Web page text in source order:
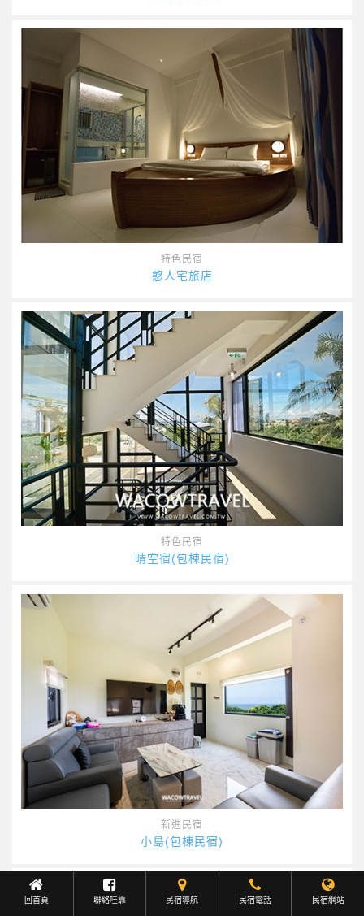
特色民宿
憨人宅旅店
特色民宿
晴空宿(包棟民宿)
新進民宿
小島(包棟民宿)
回首頁 聯絡哇靠 民宿導航 民宿電話 民宿網站
Facebook聯繫